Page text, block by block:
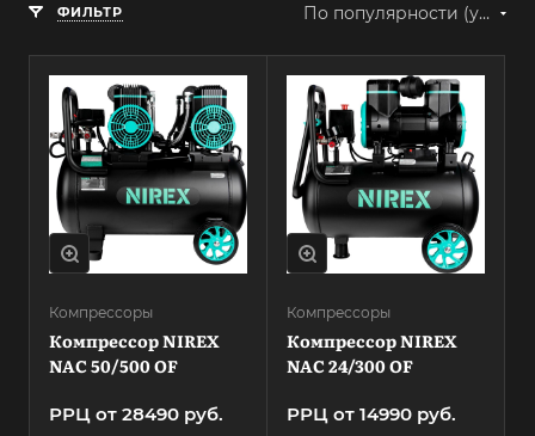
ФИЛЬТР По популярности (убывание)
Компрессоры
Компрессор NIREX
NAC 50/500 OF
РРЦ от 28490 руб.
Компрессоры
Компрессор NIREX
NAC 24/300 OF
РРЦ от 14990 руб.